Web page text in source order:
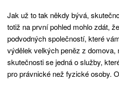
Jak už to tak někdy bývá,
totiž na první pohled mohlo zdát,
podvodných společností, které
výdělek velkých peněz z domova,
skutečnosti se jedná o služby,
pro právnické než fyzické osoby.